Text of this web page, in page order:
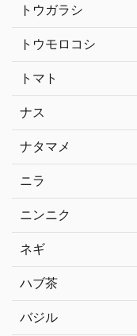
トウガラシ
トウモロコシ
トマト
ナス
ナタマメ
ニラ
ニンニク
ネギ
ハブ茶
バジル